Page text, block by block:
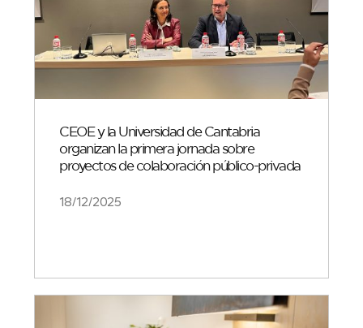
CEOE y la Universidad de Cantabria
organizan la primera jornada sobre
proyectos de colaboración público-privada
18/12/2025